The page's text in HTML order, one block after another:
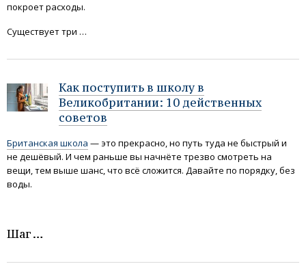
покроет расходы.
Существует три …
Как поступить в школу в
Великобритании: 10 действенных
советов
Британская школа — это прекрасно, но путь туда не быстрый и
не дешёвый. И чем раньше вы начнёте трезво смотреть на
вещи, тем выше шанс, что всё сложится. Давайте по порядку, без
воды.
Шаг …